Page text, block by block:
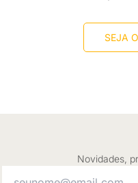
SEJA
Novidades,